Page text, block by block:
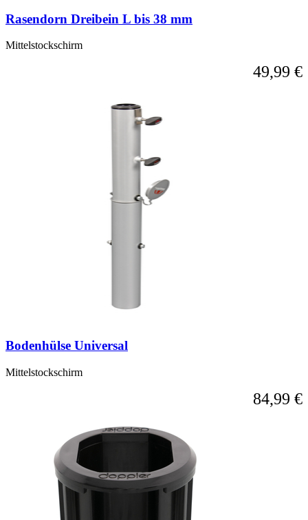
Rasendorn Dreibein L bis 38 mm
Mittelstockschirm
49,99 €
Bodenhülse Universal
Mittelstockschirm
84,99 €